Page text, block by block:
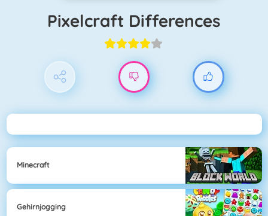
Pixelcraft Differences
Minecraft
Gehirnjogging